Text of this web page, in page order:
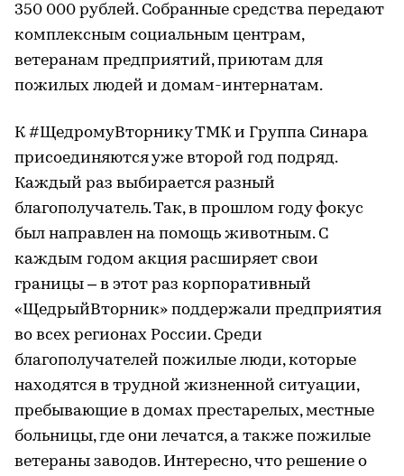
350 000 рублей. Собранные средства передают
комплексным социальным центрам,
ветеранам предприятий, приютам для
пожилых людей и домам-интернатам.
К #ЩедромуВторнику ТМК и Группа Синара
присоединяются уже второй год подряд.
Каждый раз выбирается разный
благополучатель. Так, в прошлом году фокус
был направлен на помощь животным. С
каждым годом акция расширяет свои
границы – в этот раз корпоративный
«ЩедрыйВторник» поддержали предприятия
во всех регионах России. Среди
благополучателей пожилые люди, которые
находятся в трудной жизненной ситуации,
пребывающие в домах престарелых, местные
больницы, где они лечатся, а также пожилые
ветераны заводов. Интересно, что решение о